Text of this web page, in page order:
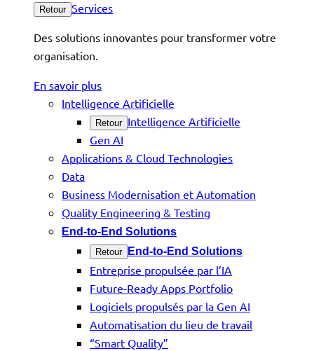
Retour Services
Des solutions innovantes pour transformer votre
organisation.
En savoir plus
Intelligence Artificielle
Retour Intelligence Artificielle
Gen AI
Applications & Cloud Technologies
Data
Business Modernisation et Automation
Quality Engineering & Testing
End-to-End Solutions
Retour End-to-End Solutions
Entreprise propulsée par l’IA
Future-Ready Apps Portfolio
Logiciels propulsés par la Gen AI
Automatisation du lieu de travail
“Smart Quality”